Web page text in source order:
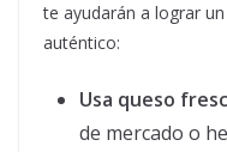
te ayudarán a lograr
auténtico:
Usa queso
de mercado o